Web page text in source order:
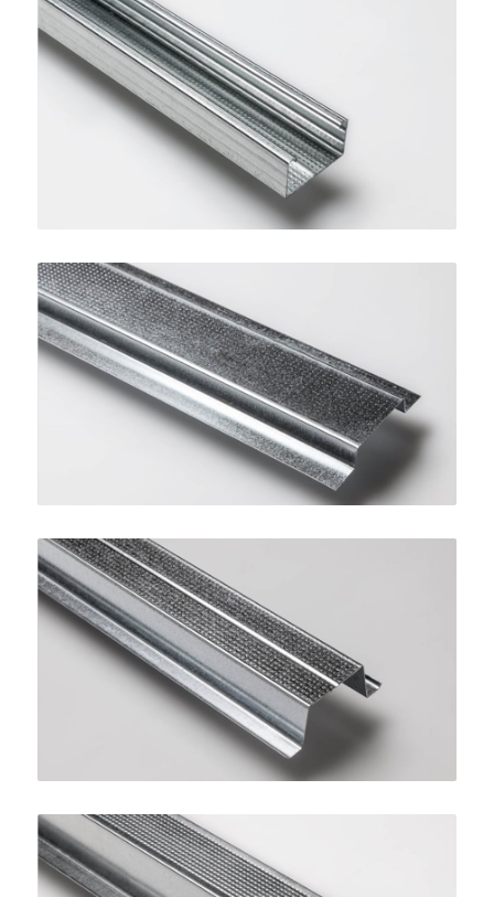
Montante per Controsoffitti
SINIAT
Profilo Omega 15
SINIAT
Profilo Omega 27
SINIAT